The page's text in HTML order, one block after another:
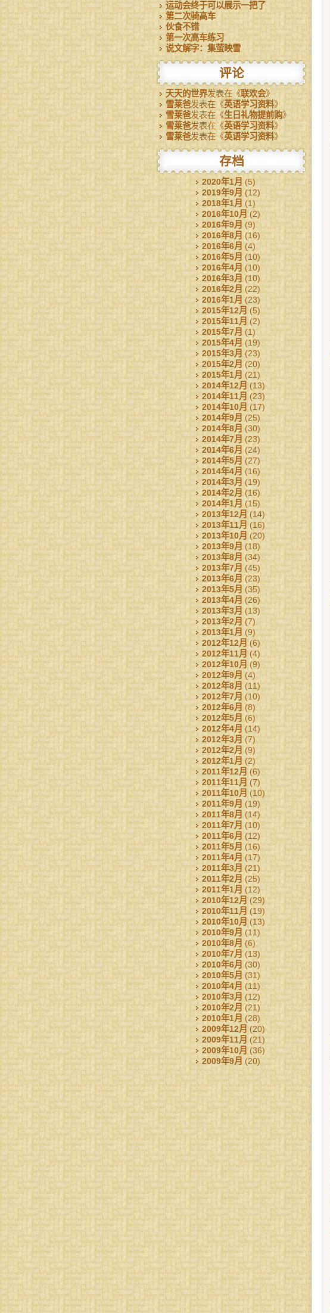
运动会终于可以展示一把了
第二次骑高车
伙食不错
第一次高车练习
说文解字：集萤映雪
评论
天天的世界发表在《联欢会》
雪莱爸发表在《英语学习资料》
雪莱爸发表在《生日礼物提前购》
雪莱爸发表在《英语学习资料》
雪莱爸发表在《英语学习资料》
存档
2020年1月 (5)
2019年9月 (12)
2018年1月(1)
2016年10月 (2)
2016年9月 (9)
2016年8月 (16)
2016年6月 (4)
2016年5月(10)
2016年4月 (10)
2016年3月 (10)
2016年2月 (22)
2016年1月 (23)
2015年12月 (5)
2015年11月 (2)
2015年7月 (1)
2015年4月 (19)
2015年3月 (23)
2015年2月(20)
2015年1月 (21)
2014年12月 (13)
2014年11月 (23)
2014年10月 (17)
2014年9月(25)
2014年8月 (30)
2014年7月 (23)
2014年6月 (24)
2014年5月 (27)
2014年4月(16)
2014年3月 (19)
2014年2月 (16)
2014年1月 (15)
2013年12月 (14)
2013年11月 (16)
2013年10月 (20)
2013年9月 (18)
2013年8月 (34)
2013年7月 (45)
2013年6月(23)
2013年5月 (35)
2013年4月 (26)
2013年3月 (13)
2013年2月 (7)
2013年1月(9)
2012年12月 (6)
2012年11月 (4)
2012年10月 (9)
2012年9月 (4)
2012年8月(11)
2012年7月 (10)
2012年6月 (8)
2012年5月 (6)
2012年4月 (14)
2012年3月(7)
2012年2月 (9)
2012年1月 (2)
2011年12月 (6)
2011年11月 (7)
2011年10月 (10)
2011年9月 (19)
2011年8月 (14)
2011年7月 (10)
2011年6月 (12)
2011年5月(16)
2011年4月 (17)
2011年3月 (21)
2011年2月 (25)
2011年1月 (12)
2010年12月 (29)
2010年11月 (19)
2010年10月 (13)
2010年9月 (11)
2010年8月 (6)
2010年7月(13)
2010年6月 (30)
2010年5月 (31)
2010年4月 (11)
2010年3月 (12)
2010年2月(21)
2010年1月 (28)
2009年12月 (20)
2009年11月 (21)
2009年10月 (36)
2009年9月(20)